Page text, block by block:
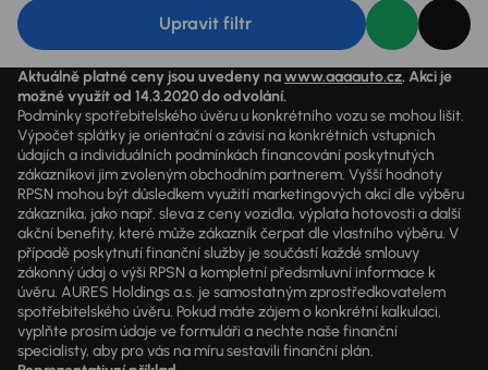
Upravit filtr
Aktuálně platné ceny jsou uvedeny nawww.aaaauto.cz. Akci je
možné využít od 14.3.2020 do odvolání.
Podmínky spotřebitelského úvěru u konkrétního vozu se mohou lišit.
Výpočet splátky je orientační a závisí na konkrétních vstupních
údajích a individuálních podmínkách financování poskytnutých
zákazníkovi jim zvoleným obchodním partnerem. Vyšší hodnoty
RPSN mohou být důsledkem využití marketingových akcí dle výběru
zákazníka, jako např. sleva z ceny vozidla, výplata hotovosti a další
akční benefity, které může zákazník čerpat dle vlastního výběru. V
případě poskytnutí finanční služby je součástí každé smlouvy
zákonný údaj o výši RPSN a kompletní předsmluvní informace k
úvěru. AURES Holdings a.s. je samostatným zprostředkovatelem
spotřebitelského úvěru. Pokud máte zájem o konkrétní kalkulaci,
vyplňte prosím údaje ve formuláři a nechte naše finanční
specialisty, aby pro vás na míru sestavili finanční plán.